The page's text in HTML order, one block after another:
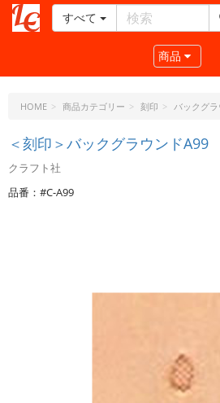
ー
ラ
ト・
ド
ッ
ト・
すべて
Toggle
商品
HOME 商品カテゴリー 刻印 バックグラ
＜刻印＞バックグラウンドA99
クラフト社
品番：#C-A99